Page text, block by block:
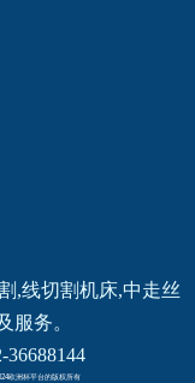
,线切割机床,中走丝
服务。
36688144
欧洲杯平台的版权所有